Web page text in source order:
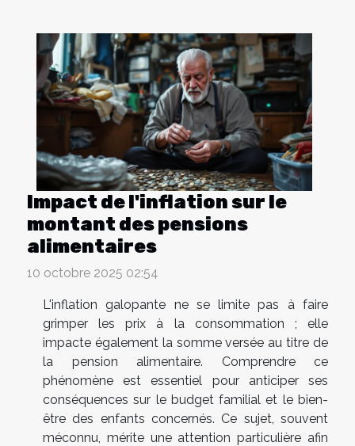
Impact de l'inflation sur le
montant des pensions
alimentaires
10 octobre 2025 02:54
L'inflation galopante ne se limite pas à faire
grimper les prix à la consommation ; elle
impacte également la somme versée au titre de
la pension alimentaire. Comprendre ce
phénomène est essentiel pour anticiper ses
conséquences sur le budget familial et le bien-
être des enfants concernés. Ce sujet, souvent
méconnu, mérite une attention particulière afin